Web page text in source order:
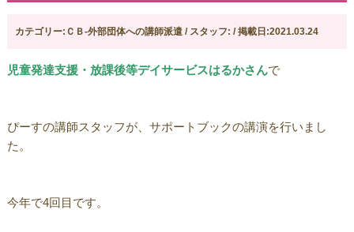
カテゴリー:ＣＢ-外部団体への講師派遣 / スタッフ: / 掲載日:2021.03.24
児童発達支援・放課後等デイサービスはるかさんで
ぴーすの講師スタッフが、サポートブックの講演を行いまし
た。
今年で4回目です。